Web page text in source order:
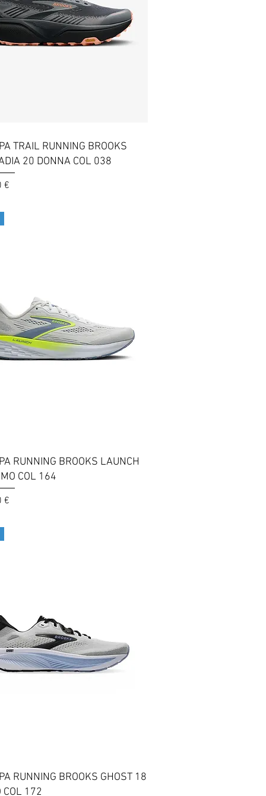
Vista rapida
TRAIL RUNNING BROOKS
20 DONNA COL 038
€
Vista rapida
RUNNING BROOKS LAUNCH
COL 164
€
Vista rapida
RUNNING BROOKS GHOST 18
COL 172